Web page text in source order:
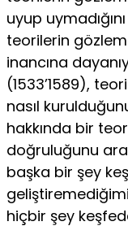
uyup
teorilerin gözlem
inancına
(1533’1589),
nasıl
hakkında bir
doğruluğunu
başka bir şey
hiçbir şey